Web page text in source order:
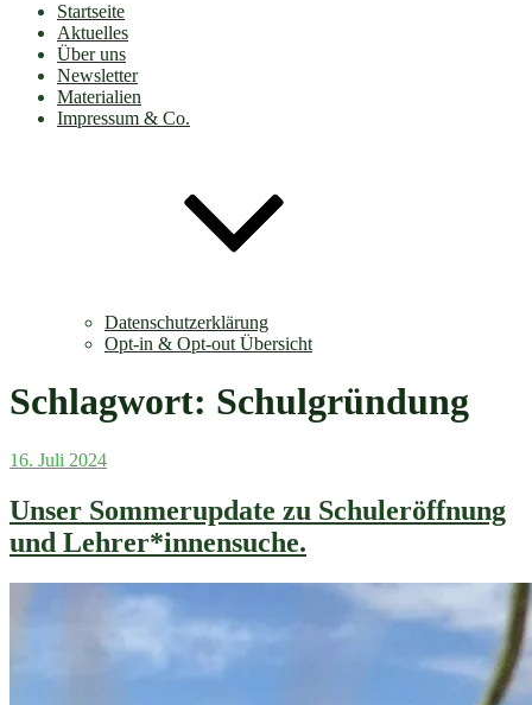
Startseite
Aktuelles
Über uns
Newsletter
Materialien
Impressum & Co.
Datenschutzerklärung
Opt-in & Opt-out Übersicht
Schlagwort: Schulgründung
Veröffentlicht
16. Juli 2024
Unser Sommerupdate zu Schuleröffnung
und Lehrer*innensuche.